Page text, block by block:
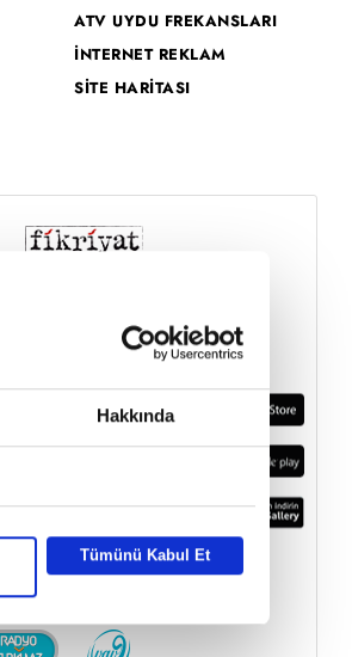
Hakkında
Tümünü Kabul Et
ATV UYDU FREKANSLARI
İNTERNET REKLAM
SİTE HARİTASI